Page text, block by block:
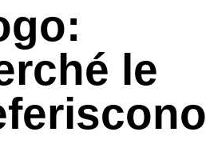
le